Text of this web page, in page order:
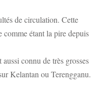
de circulation. Cette
comme étant la pire depuis
connu de très grosses
Kelantan ou Terengganu.